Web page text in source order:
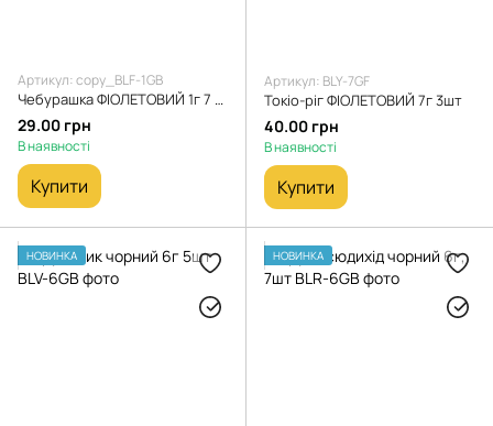
Артикул: copy_BLF-1GB
Чебурашка ФІОЛЕТОВИЙ 1г 7 шт в блістері
29.00 грн
В наявності
Купити
Артикул: BLY-7GF
Токіо-ріг ФIОЛЕТОВИЙ 7г 3шт
40.00 грн
В наявності
Купити
НОВИНКА НОВИНКА